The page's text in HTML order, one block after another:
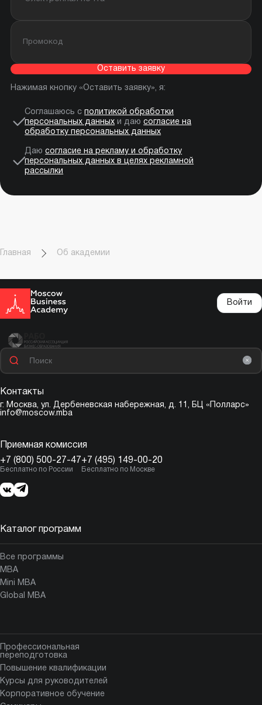
Оставить заявку
Нажимая кнопку «Оставить заявку», я:
Соглашаюсь с политикой обработки
персональных данных и даю согласие на
обработку персональных данных
Даю согласие на рекламу и обработку
персональных данных в целях рекламной
рассылки
Главная Об академии
Войти
Контакты
г. Москва, ул. Дербеневская набережная, д. 11, БЦ «Полларс»
info@moscow.mba
Приемная комиссия
+7 (800) 500-27-47
Бесплатно по России
+7 (495) 149-00-20
Бесплатно по Москве
Каталог программ
Все программы
MBA
Mini MBA
Global MBA
Профессиональная
переподготовка
Повышение квалификации
Курсы для руководителей
Корпоративное обучение